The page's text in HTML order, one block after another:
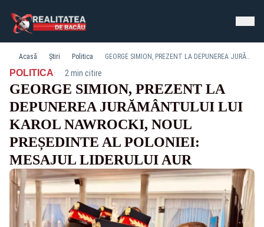
Acasă Știri Politica GEORGE SIMION, PREZENT LA DEPUNEREA JURĂMÂNTULUI LUI KAROL NAWROCKI, NOUL PREȘEDINTE AL POLONIEI: MESAJUL LIDERULUI AUR
POLITICA· 2 min citire
GEORGE SIMION, PREZENT LA
DEPUNEREA JURĂMÂNTULUI LUI
KAROL NAWROCKI, NOUL
PREȘEDINTE AL POLONIEI:
MESAJUL LIDERULUI AUR